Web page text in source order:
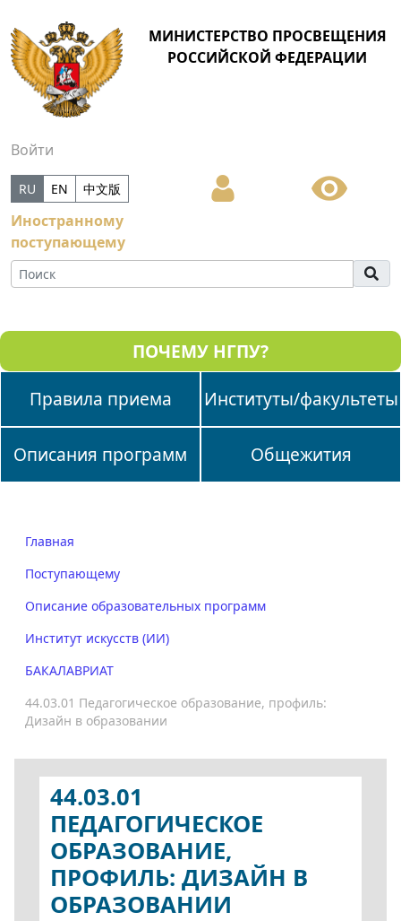
МИНИСТЕРСТВО ПРОСВЕЩЕНИЯ
РОССИЙСКОЙ ФЕДЕРАЦИИ
Войти
Иностранному
поступающему
RU EN 中文版
ПОЧЕМУ НГПУ?
Правила приема
Институты/факультеты
Описания программ Общежития
Главная
Поступающему
Описание образовательных программ
Институт искусств (ИИ)
БАКАЛАВРИАТ
44.03.01 Педагогическое образование, профиль:
Дизайн в образовании
44.03.01
ПЕДАГОГИЧЕСКОЕ
ОБРАЗОВАНИЕ,
ПРОФИЛЬ: ДИЗАЙН В
ОБРАЗОВАНИИ